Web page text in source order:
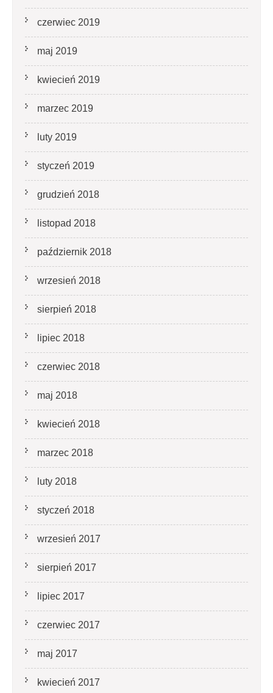
czerwiec 2019
maj 2019
kwiecień 2019
marzec 2019
luty 2019
styczeń 2019
grudzień 2018
listopad 2018
październik 2018
wrzesień 2018
sierpień 2018
lipiec 2018
czerwiec 2018
maj 2018
kwiecień 2018
marzec 2018
luty 2018
styczeń 2018
wrzesień 2017
sierpień 2017
lipiec 2017
czerwiec 2017
maj 2017
kwiecień 2017